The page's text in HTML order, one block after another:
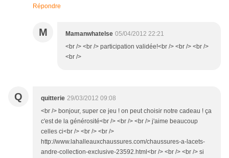
Répondre
M Mamanwhatelse 05/04/2012 22:21
<br /> <br /> participation validée!<br /> <br /> <br />
<br />
Q quitterie 29/03/2012 09:08
<br /> bonjour, super ce jeu ! on peut choisir notre cadeau ! ça
c'est de la générosité<br /> <br /> <br /> j'aime beaucoup
celles ci<br /> <br /> <br />
http://www.lahalleauxchaussures.com/chaussures-a-lacets-
andre-collection-exclusive-23592.html<br /> <br /> <br /> si